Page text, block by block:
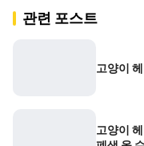
관련 포스트
고양이
고양이